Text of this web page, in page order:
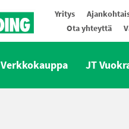
Yritys
Ota yhteyttä
Verkkokauppa JT